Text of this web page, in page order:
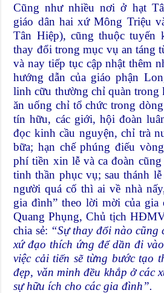
Cũng như nhiều nơi ở hạt
giáo dân hai xứ Mông Triệu
Tân Hiệp), cũng thuộc tuyến
thay đổi trong mục vụ an táng
và nay tiếp tục cập nhật thêm
hướng dẫn của giáo phận
linh cữu thường chỉ quàn trong
ăn uống chỉ tổ chức trong
tín hữu, các giới, hội đoàn
đọc kinh cầu nguyện, chỉ trà
bữa; hạn chế phúng điếu
phí tiền xin lễ và ca đoàn
tinh thần phục vụ; sau thánh
người quá cố thì ai về nhà
gia đình” theo lời mời của
Quang Phụng, Chủ tịch
chia sẻ: “Sự thay đổi nào cũng
xứ đạo thích ứng để dần đi
việc cải tiến sẽ từng bước tạo
đẹp, văn minh đều khắp ở các
sự hữu ích cho các gia đình”.